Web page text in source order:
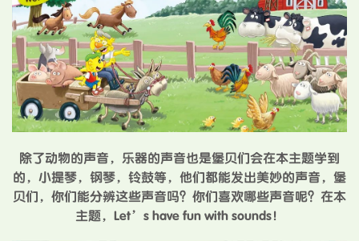
除了动物的声音，乐器的声音也是堡贝们会在本主题学到
的，小提琴，钢琴，铃鼓等，他们都能发出美妙的声音，堡
贝们，你们能分辨这些声音吗？你们喜欢哪些声音呢？在本
主题，Let’s have fun with sounds！